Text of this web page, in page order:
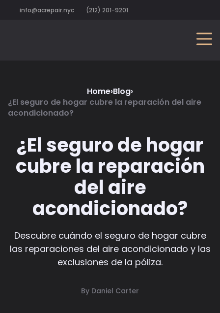
info@acrepair.nyc (212) 201-9201
Home›Blog›
¿El seguro de hogar cubre la reparación del aire
acondicionado?
¿El seguro de hogar
cubre la reparación
del aire
acondicionado?
Descubre cuándo el seguro de hogar cubre
las reparaciones del aire acondicionado y las
exclusiones de la póliza.
By Daniel Carter